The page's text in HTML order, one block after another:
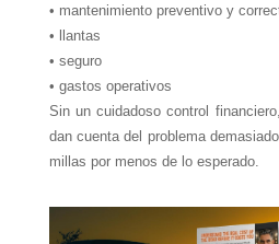
• mantenimiento preventivo y
• llantas
• seguro
• gastos operativos
Sin un cuidadoso control
dan cuenta del problema
millas por menos de lo esperado.